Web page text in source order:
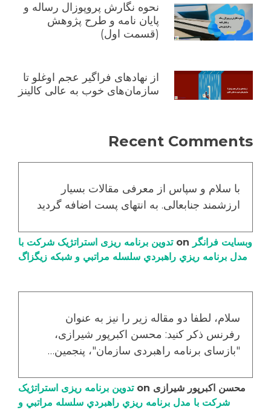
نحوه نگارش پروپوزال رساله و
پایان نامه و طرح پژوهش
(قسمت اول)
از نهادهای فراگیر عجم اوغلو تا
سازمان‌های خوب به عالی کالینز
Recent Comments
با سلام و سپاس از معرفی مقالات بسیار
ارزشمند جنابعالی. به انتهای پست اضافه گردید
وبسایت فرانگر
تدوین برنامه ریزی استراتژیک شرکت با
مدل برنامه ریزي راهبردي سلسله مراتبي و شبکه زیگزاگ
سلام، لطفا دو مقاله زیر را نیز به عنوان
رفرنس ذکر کنید: محسن اکبرپور شیرازی،
"بازسای برنامه راهبردی سازمان"، پنجمین…
محسن اکبرپور شیرازی
تدوین برنامه ریزی استراتژیک
شرکت با مدل برنامه ریزي راهبردي سلسله مراتبي و